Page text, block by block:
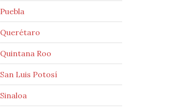
Puebla
Querétaro
Quintana Roo
San Luis Potosí
Sinaloa